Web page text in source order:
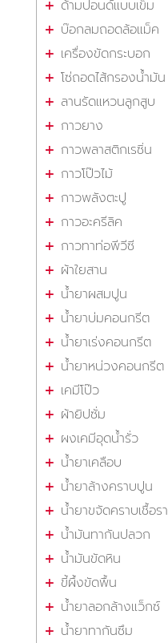
ด้ามปอนด์แบบเข็ม
บ๊อกลมถอดล้อแม็ค
เครื่องขัดกระบอก
โซ่ถอดไส้กรองน้ำมัน
ลานรัดแหวนลูกสูบ
กาวยาง
กาวพลาสติกเรซิ่น
กาวโป๊วไม้
กาวพลังตะปู
กาวอะครีลิค
กาวทาท่อพีวีซี
ผ้าใยสาน
น้ำยาผสมปูน
น้ำยาบ่มคอนกรีต
น้ำยาเร่งคอนกรีต
น้ำยาหน่วงคอนกรีต
เคมีโป๊ว
ผ้ายิปซั่ม
ผงเคมีอุดน้ำรั่ว
น้ำยาเคลือบ
น้ำยาล้างคราบปูน
น้ำยาขจัดคราบเชื้อรา
น้ำมันทากันปลวก
น้ำมันขัดหิน
ขี้ผึ้งขัดพื้น
น้ำยาลอกล้างแว็กซ์
น้ำยาทากันซึม